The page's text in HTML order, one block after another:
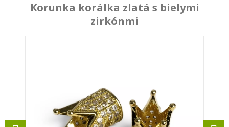
Korunka korálka zlatá s bielymi
zirkónmi